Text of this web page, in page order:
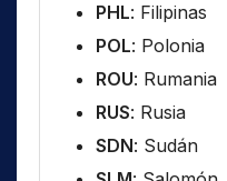
PHL: Filipinas
POL: Polonia
ROU: Rumania
RUS: Rusia
SDN: Sudán